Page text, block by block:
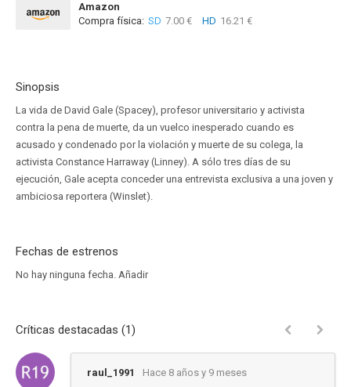
Amazon
Compra física: SD 7.00 € HD 16.21 €
Sinopsis
La vida de David Gale (Spacey), profesor universitario y activista
contra la pena de muerte, da un vuelco inesperado cuando es
acusado y condenado por la violación y muerte de su colega, la
activista Constance Harraway (Linney). A sólo tres días de su
ejecución, Gale acepta conceder una entrevista exclusiva a una joven y
ambiciosa reportera (Winslet).
Fechas de estrenos
No hay ninguna fecha. Añadir
Críticas destacadas (1)
raul_1991 Hace 8 años y 9 meses